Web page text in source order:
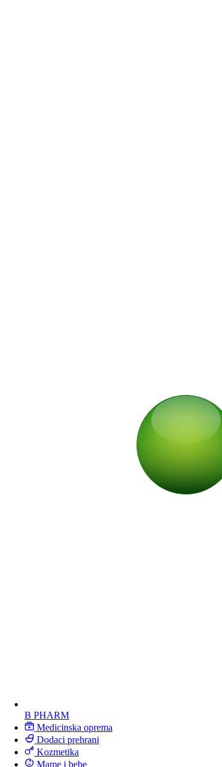
B PHARM
Medicinska oprema
Dodaci prehrani
Kozmetika
Mame i bebe